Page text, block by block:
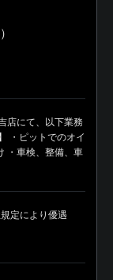
店にて、以下業務
・ピットでのオイ
・車検、整備、車
定により優遇